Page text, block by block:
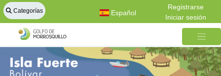
Categorías Español
Registrarse
Iniciar sesión